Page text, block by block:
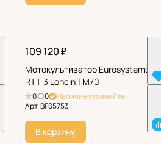
109 120 ₽
Мотокультиватор Eurosystems
RTT-3 Loncin TM70
0 0
Наличие уточняйте
Арт.BF05753
В корзину